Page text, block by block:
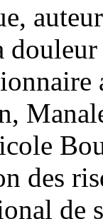
auteur
des
de